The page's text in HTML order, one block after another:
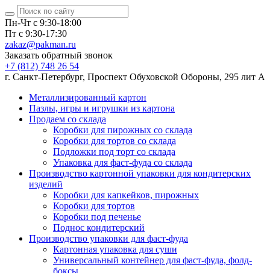
Пн-Чт с 9:30-18:00
Пт с 9:30-17:30
zakaz@pakman.ru
Заказать обратный звонок
+7 (812) 748 26 54
г. Санкт-Петербург, Проспект Обуховской Обороны, 295 лит А
Металлизированный картон
Пазлы, игры и игрушки из картона
Продаем со склада
Коробки для пирожных со склада
Коробки для тортов со склада
Подложки под торт со склада
Упаковка для фаст-фуда со склада
Производство картонной упаковки для кондитерских
изделий
Коробки для капкейков, пирожных
Коробки для тортов
Коробки под печенье
Поднос кондитерский
Производство упаковки для фаст-фуда
Картонная упаковка для суши
Универсальный контейнер для фаст-фуда, фолд-
боксы